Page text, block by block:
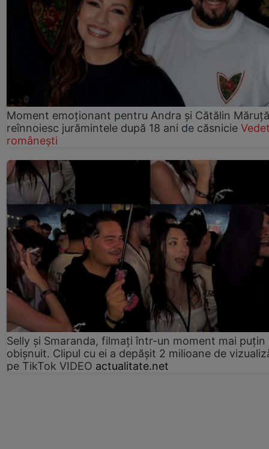
Moment emoționant pentru Andra și Cătălin
reînnoiesc jurămintele după 18 ani de căsnicie
românești
Selly și Smaranda, filmați într-un moment mai puțin
obișnuit. Clipul cu ei a depășit 2 milioane de
pe TikTok VIDEO actualitate.net